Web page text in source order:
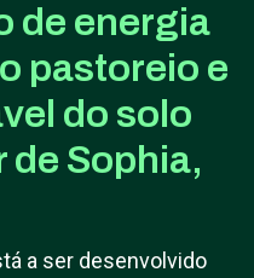
de energia
pastoreio e
do solo
de Sophia,
a ser desenvolvido